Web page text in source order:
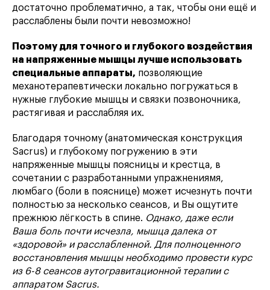
достаточно проблематично, а так, чтобы они ещё и
расслаблены были почти невозможно!
Поэтому для точного и глубокого воздействия
на напряженные мышцы лучше использовать
специальные аппараты, позволяющие
механотерапевтически локально погружаться в
нужные глубокие мышцы и связки позвоночника,
растягивая и расслабляя их.
Благодаря точному (анатомическая конструкция
Sacrus) и глубокому погружению в эти
напряженные мышцы поясницы и крестца, в
сочетании с разработанными упражнениямя,
люмбаго (боли в пояснице) может исчезнуть почти
полностью за несколько сеансов, и Вы ощутите
прежнюю лёгкость в спине. Однако, даже если
Ваша боль почти исчезла, мышца далека от
«здоровой» и расслабленной. Для полноценного
восстановления мышцы необходимо провести курс
из 6-8 сеансов аутогравитационной терапии с
аппаратом Sacrus.